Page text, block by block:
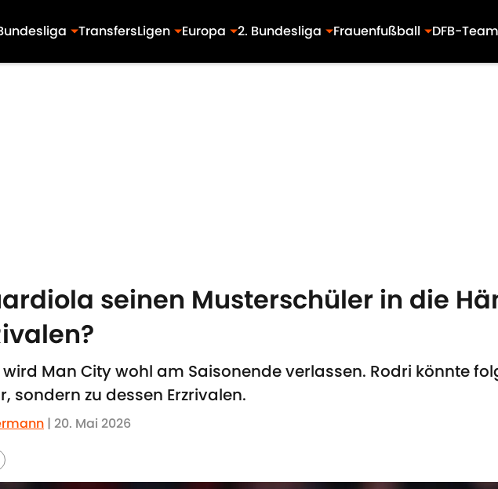
TransfersLigen Europa 2. Bundesliga Frauenfußball DFB-Team
seinen Musterschüler in die
Man City wohl am Saisonende verlassen. Rodri könnte
sondern zu dessen Erzrivalen.
| 20. Mai 2026